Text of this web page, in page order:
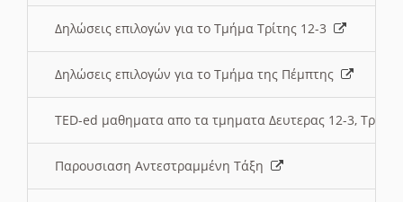
Δηλώσεις επιλογών για το Τμήμα Τρίτης 12-3
Δηλώσεις επιλογών για το Τμήμα της Πέμπτης
TED-ed μαθηματα απο τα τμηματα Δευτερας 12-3,
Παρουσιαση Αντεστραμμένη Τάξη